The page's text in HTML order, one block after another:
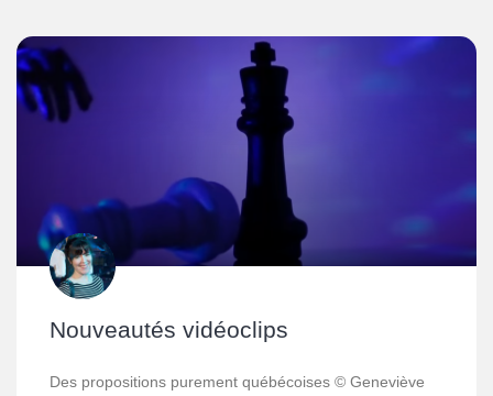
Nouveautés vidéoclips
Des propositions purement québécoises © Geneviève